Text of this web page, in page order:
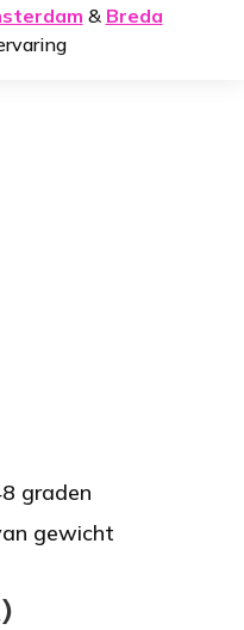
& Breda
graden
gewicht